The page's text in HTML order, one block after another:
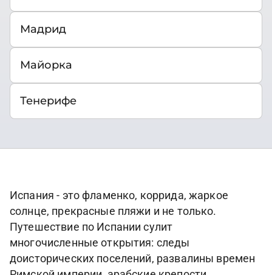
Мадрид
Майорка
Тенерифе
Испания - это фламенко, коррида, жаркое
солнце, прекрасные пляжи и не только.
Путешествие по Испании сулит
многочисленные открытия: следы
доисторических поселений, развалины времен